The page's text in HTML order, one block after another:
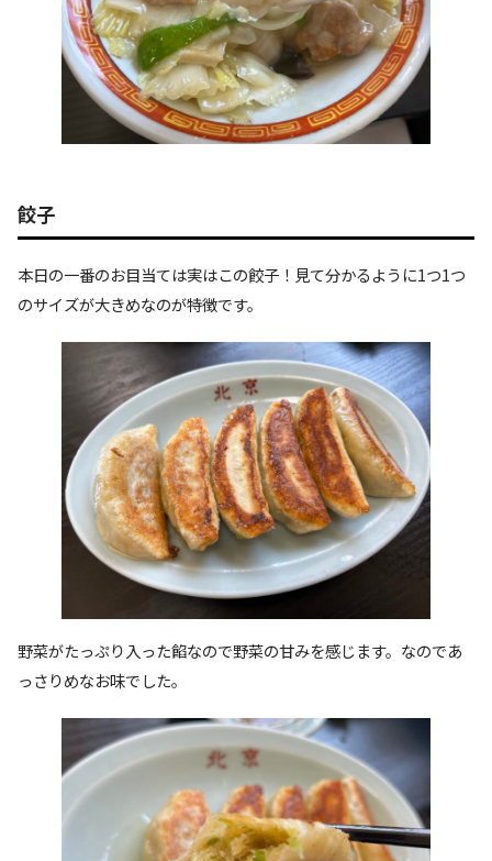
餃子
本日の一番のお目当ては実はこの餃子！見て分かるように1つ1つ
のサイズが大きめなのが特徴です。
野菜がたっぷり入った餡なので野菜の甘みを感じます。なのであ
っさりめなお味でした。